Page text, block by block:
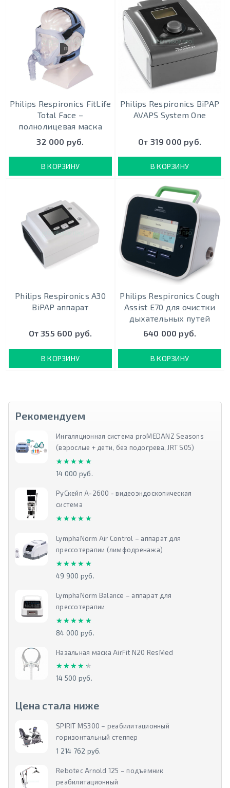
ПОЛНОЛИЦЕВАЯ
Philips Respironics FitLife
Total Face –
полнолицевая маска
32 000 руб.
В КОРЗИНУ
Philips Respironics BiPAP
AVAPS System One
От 319 000 руб.
В КОРЗИНУ
Philips Respironics A30
BiPAP аппарат
От 355 600 руб.
В КОРЗИНУ
Philips Respironics Cough
Assist E70 для очистки
дыхательных путей
640 000 руб.
В КОРЗИНУ
Рекомендуем
Ингаляционная система proMEDANZ Seasons
(взрослые + дети, без подогрева, JRT S05)
★★★★★
★★★★★
14 000 руб.
РуСкейп А-2600 - видеоэндоскопическая
система
★★★★★
★★★★★
LymphaNorm Air Control – аппарат для
прессотерапии (лимфодренажа)
★★★★★
★★★★★
49 900 руб.
LymphaNorm Balance – аппарат для
прессотерапии
★★★★★
★★★★★
84 000 руб.
Назальная маска AirFit N20 ResMed
★★★★★
★★★★★
14 500 руб.
Цена стала ниже
SPIRIT MS300 – реабилитационный
горизонтальный степпер
1 214 762 руб.
Rebotec Arnold 125 – подъемник
реабилитационный